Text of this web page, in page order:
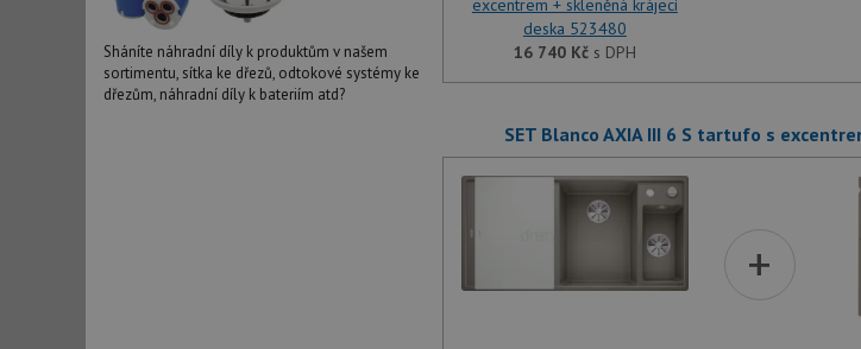
Sháníte náhradní díly k produktům v našem
sortimentu, sítka ke dřezů, odtokové systémy ke
dřezům, náhradní díly k bateriím atd?
excentrem + skleněná krájecí
deska 523480
16 740 Kčs DPH
SET Blanco AXIA III 6 S tartufo s
+